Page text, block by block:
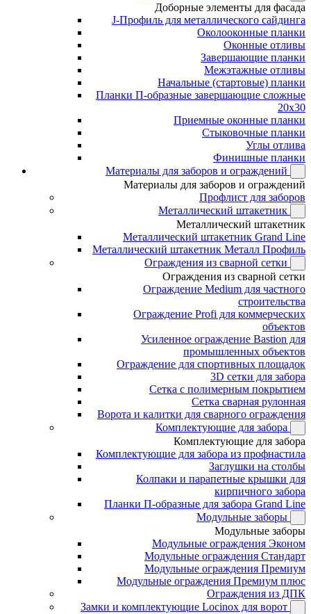
Доборные элементы для фасада
J-Профиль для металлического сайдинга
Околооконные планки
Оконные отливы
Завершающие планки
Межэтажные отливы
Начальные (стартовые) планки
Планки П-образные завершающие сложные
20x30
Приемные оконные планки
Стыковочные планки
Углы отлива
Финишные планки
Материалы для заборов и ограждений
Материалы для заборов и ограждений
Профлист для заборов
Металлический штакетник
Металлический штакетник
Металлический штакетник Grand Line
Металлический штакетник Металл Профиль
Ограждения из сварной сетки
Ограждения из сварной сетки
Ограждение Medium для частного
строительства
Ограждение Profi для коммерческих
объектов
Усиленное ограждение Bastion для
промышленных объектов
Ограждение для спортивных площадок
3D сетки для забора
Сетка с полимерным покрытием
Сетка сварная рулонная
Ворота и калитки для сварного ограждения
Комплектующие для забора
Комплектующие для забора
Комплектующие для забора из профнастила
Заглушки на столбы
Колпаки и парапетные крышки для
кирпичного забора
Планки П-образные для забора Grand Line
Модульные заборы
Модульные заборы
Модульные ограждения Эконом
Модульные ограждения Стандарт
Модульные ограждения Премиум
Модульные ограждения Премиум плюс
Ограждения из ДПК
Замки и комплектующие Locinox для ворот